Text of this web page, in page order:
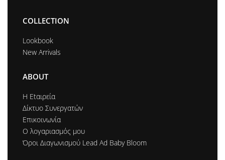
COLLECTION
Lookbook
New Arrivals
ABOUT
Η Εtαιρεία
Δίκτυο Συνεργατών
Επικοινωνία
Ο λογαριασμός μου
Όροι Διαγωνισμού Lead Ad Baby Bloom